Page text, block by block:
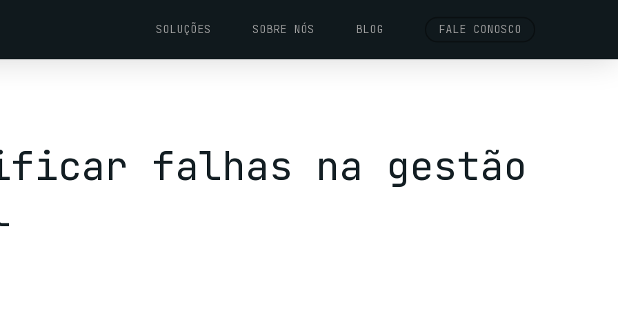
SOLUÇÕES SOBRE NÓS BLOG FALE CONOSCO
falhas na gestão